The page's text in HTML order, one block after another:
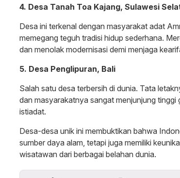
4. Desa Tanah Toa Kajang, Sulawesi
Desa ini terkenal dengan masyarakat adat
memegang teguh tradisi hidup sederhana.
dan menolak modernisasi demi menjaga
5. Desa Penglipuran, Bali
Salah satu desa terbersih di dunia. Tata
dan masyarakatnya sangat menjunjung
istiadat.
Desa-desa unik ini membuktikan bahwa
sumber daya alam, tetapi juga memiliki
wisatawan dari berbagai belahan dunia.